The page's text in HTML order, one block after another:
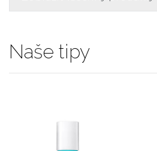
Naše tipy